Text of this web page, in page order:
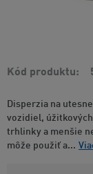
Kód produktu
Disperzia na
vozidiel,
trhlinky a menšie
môže použiť a...